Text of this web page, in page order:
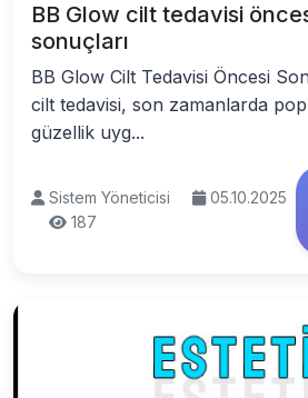
BB Glow cilt tedavisi
sonuçları
BB Glow Cilt Tedavisi Öncesi
cilt tedavisi, son zamanlarda
güzellik uyg...
Sistem Yöneticisi
05.10.2025
187